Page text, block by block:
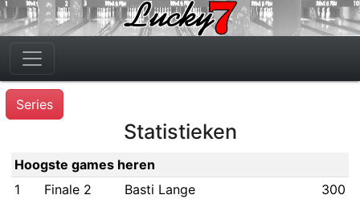
Series
Statistieken
Hoogste games heren
1
Finale 2 Basti Lange
300